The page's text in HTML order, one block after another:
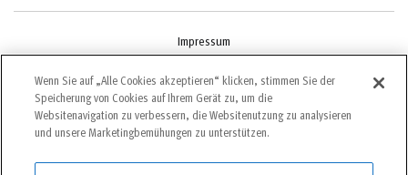
Impressum
Cookie-Einstellungen
Wenn Sie auf „Alle Cookies akzeptieren“ klicken, stimmen Sie der
Speicherung von Cookies auf Ihrem Gerät zu, um die
Websitenavigation zu verbessern, die Websitenutzung zu analysieren
und unsere Marketingbemühungen zu unterstützen.